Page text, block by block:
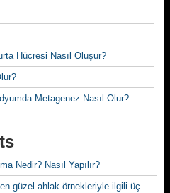
Hücresi Nasıl Oluşur?
Metagenez Nasıl Olur?
Nedir? Nasıl Yapılır?
güzel ahlak örnekleriyle ilgili üç